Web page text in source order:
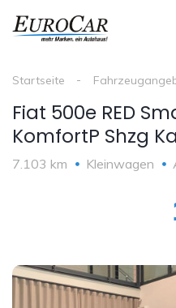
Startseite
Fiat 500e RED
KomfortP Shzg
7.103 km Kleinwagen